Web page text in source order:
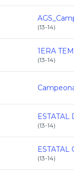
(13-14)
(13-14)
(13-14)
(13-14)